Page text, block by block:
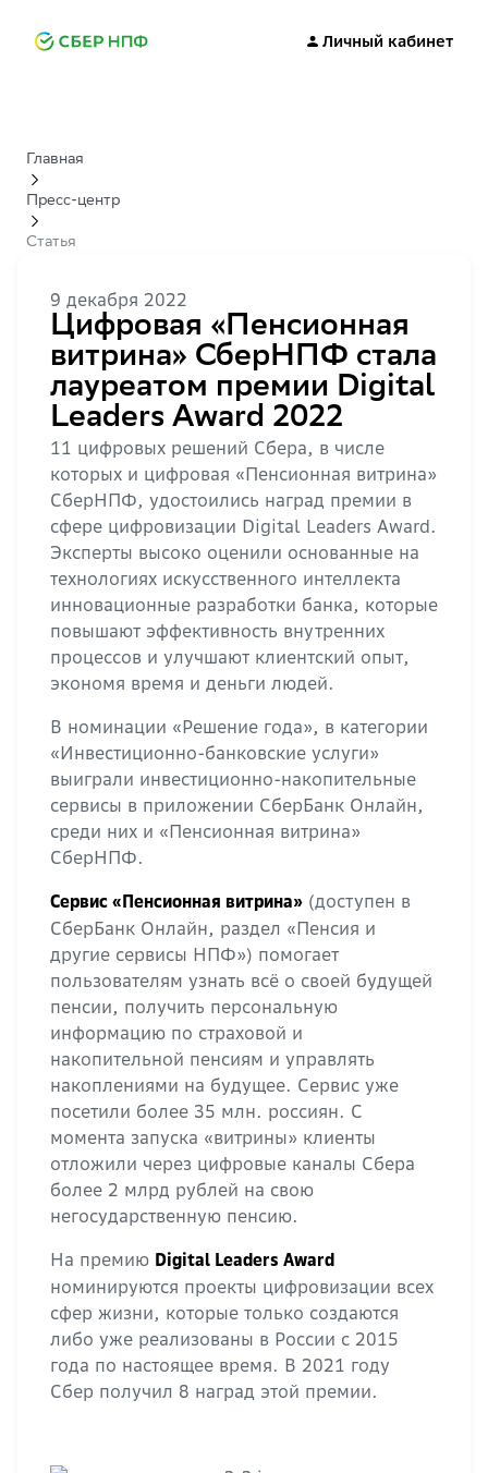
Личный кабинет
Главная
Пресс-центр
Статья
9 декабря 2022
Цифровая «Пенсионная
витрина» СберНПФ стала
лауреатом премии Digital
Leaders Award 2022
11 цифровых решений Сбера, в числе
которых и цифровая «Пенсионная витрина»
СберНПФ, удостоились наград премии в
сфере цифровизации Digital Leaders Award.
Эксперты высоко оценили основанные на
технологиях искусственного интеллекта
инновационные разработки банка, которые
повышают эффективность внутренних
процессов и улучшают клиентский опыт,
экономя время и деньги людей.
В номинации «Решение года», в категории
«Инвестиционно-банковские услуги»
выиграли инвестиционно-накопительные
сервисы в приложении СберБанк Онлайн,
среди них и «Пенсионная витрина»
СберНПФ.
Сервис «Пенсионная витрина» (доступен в
СберБанк Онлайн, раздел «Пенсия и
другие сервисы НПФ») помогает
пользователям узнать всё о своей будущей
пенсии, получить персональную
информацию по страховой и
накопительной пенсиям и управлять
накоплениями на будущее. Сервис уже
посетили более 35 млн. россиян. С
момента запуска «витрины» клиенты
отложили через цифровые каналы Сбера
более 2 млрд рублей на свою
негосударственную пенсию.
На премию Digital Leaders Award
номинируются проекты цифровизации всех
сфер жизни, которые только создаются
либо уже реализованы в России с 2015
года по настоящее время. В 2021 году
Сбер получил 8 наград этой премии.